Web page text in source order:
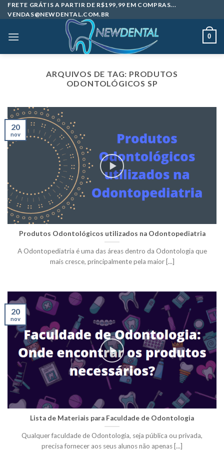
Skip
to
FRETE GRÁTIS A PARTIR DE R$199,99 EM COMPRAS...
VENDAS@NEWDENTAL.COM.BR
0
ARQUIVOS DE TAG: PRODUTOS
ODONTOLÓGICOS SP
Produtos Odontológicos utilizados na Odontopediatria
A Odontopediatria é uma das áreas dentro da Odontologia que
mais cresce, principalmente pela maior [...]
20
nov
Lista de Materiais para Faculdade de Odontologia
Qualquer faculdade de Odontologia, seja pública ou privada,
precisa fornecer aos seus alunos não apenas [...]
20
nov